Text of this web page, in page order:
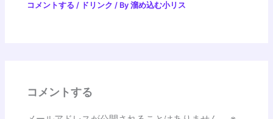
コメントする / ドリンク / By溜め込む小リス
コメントする